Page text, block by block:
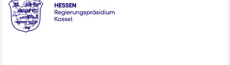
Hessen - Regierungspräsidium Kassel